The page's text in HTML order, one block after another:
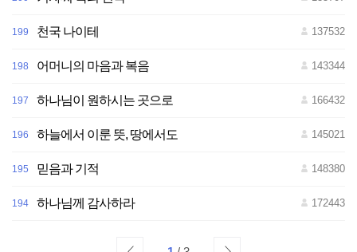
199 천국 나이테 137532
198 어머니의 마음과 복음 143344
197 하나님이 원하시는 곳으로 166432
196 하늘에서 이룬 뜻, 땅에서도 145021
195 믿음과 기적 148380
194 하나님께 감사하라 172443